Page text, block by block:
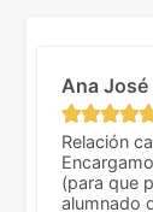
Ana José
Relación
(para que
alumnado